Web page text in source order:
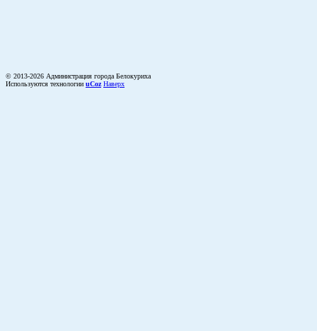
© 2013-2026 Администрация города Белокуриха
Используются технологии uCoz Наверх